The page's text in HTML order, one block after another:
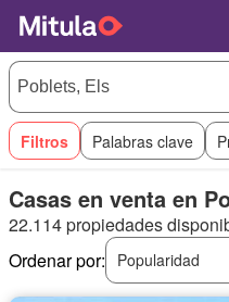
Filtros Palabras clave
Casas en venta en
22.114 propiedades
Ordenar por:
Popularidad